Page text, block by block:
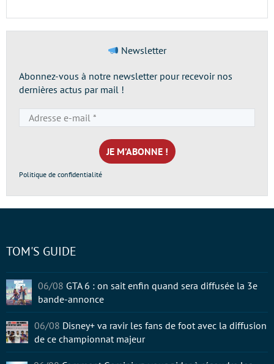
Newsletter
Abonnez-vous à notre newsletter pour recevoir nos
dernières actus par mail !
e-
mail
*
Politique de confidentialité
TOM'S GUIDE
06/08 GTA 6 : on sait enfin quand sera diffusée la 3e
bande-annonce
06/08 Disney+ va ravir les fans de foot avec la diffusion
de ce championnat majeur